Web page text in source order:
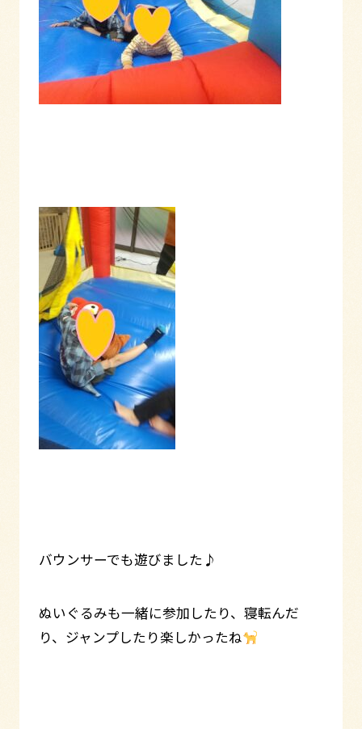
バウンサーでも遊びました♪
ぬいぐるみも一緒に参加したり、寝転んだ
り、ジャンプしたり楽しかったね